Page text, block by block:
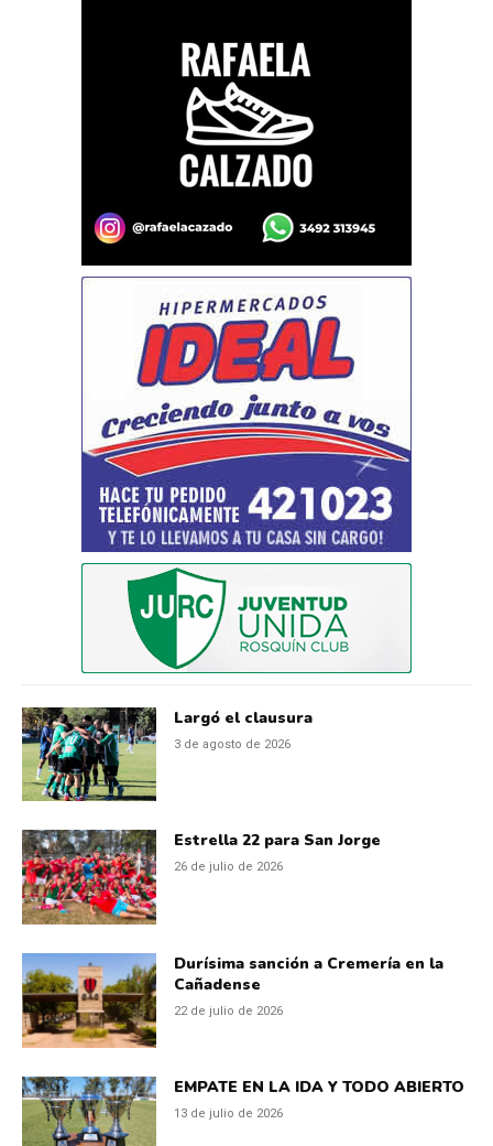
Largó el clausura
3 de agosto de 2026
Estrella 22 para San Jorge
26 de julio de 2026
Durísima sanción a Cremería en la
Cañadense
22 de julio de 2026
EMPATE EN LA IDA Y TODO ABIERTO
13 de julio de 2026